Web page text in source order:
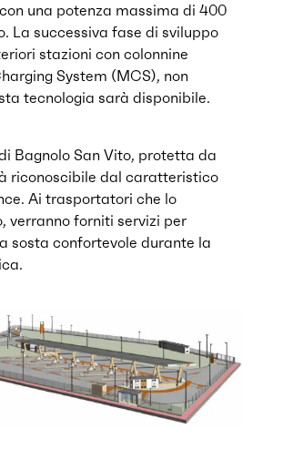
una potenza massima di 400
La successiva fase di sviluppo
stazioni con colonnine
System (MCS), non
tecnologia sarà disponibile.
Bagnolo San Vito, protetta da
riconoscibile dal caratteristico
Ai trasportatori che lo
verranno forniti servizi per
sosta confortevole durante la